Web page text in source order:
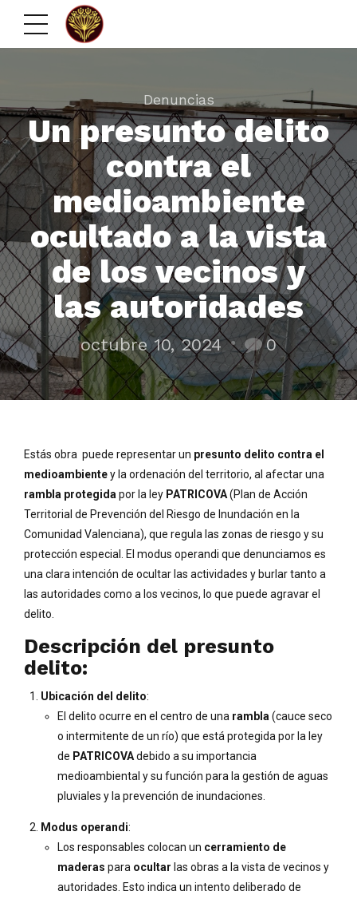
Denuncias
Un presunto delito
contra el
medioambiente
ocultado a la vista
de los vecinos y
las autoridades
octubre 10, 2024 0
Estás obra puede representar un presunto delito contra el
medioambientey la ordenación del territorio, al afectar una
rambla protegida por la ley PATRICOVA(Plan de Acción
Territorial de Prevención del Riesgo de Inundación en la
Comunidad Valenciana), que regula las zonas de riesgo y su
protección especial. El modus operandi que denunciamos es
una clara intención de ocultar las actividades y burlar tanto a
las autoridades como a los vecinos, lo que puede agravar el
delito.
Descripción del presunto
delito:
Ubicación del delito:
El delito ocurre en el centro de una rambla (cauce seco
o intermitente de un río) que está protegida por la ley
de PATRICOVAdebido a su importancia
medioambiental y su función para la gestión de aguas
pluviales y la prevención de inundaciones.
Modus operandi:
Los responsables colocan un cerramiento de
maderas para ocultar las obras a la vista de vecinos y
autoridades. Esto indica un intento deliberado de